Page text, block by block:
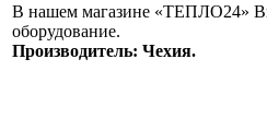
В нашем магазине «ТЕПЛО24»
оборудование.
Производитель: Чехия.